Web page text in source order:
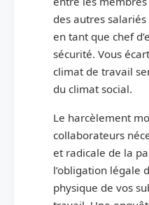
des autres
en tant que chef
sécurité. Vous
climat de travail
du climat social.
Le harcèlement
collaborateurs
et radicale de la
l’obligation légale
physique de vos